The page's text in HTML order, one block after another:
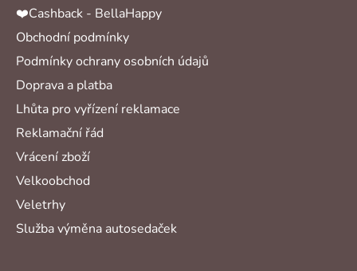
❤️Cashback - BellaHappy
Obchodní podmínky
Podmínky ochrany osobních údajů
Doprava a platba
Lhůta pro vyřízení reklamace
Reklamační řád
Vrácení zboží
Velkoobchod
Veletrhy
Služba výměna autosedaček